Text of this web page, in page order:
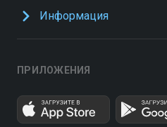
Информация
ПРИЛОЖЕНИЯ